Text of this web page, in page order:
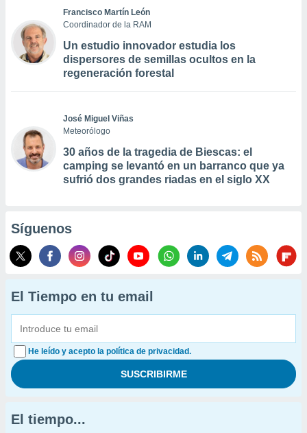
Francisco Martín León
Coordinador de la RAM
Un estudio innovador estudia los
dispersores de semillas ocultos en la
regeneración forestal
José Miguel Viñas
Meteorólogo
30 años de la tragedia de Biescas: el
camping se levantó en un barranco que ya
sufrió dos grandes riadas en el siglo XX
Síguenos
El Tiempo en tu email
He leído y acepto la política de privacidad.
El tiempo...